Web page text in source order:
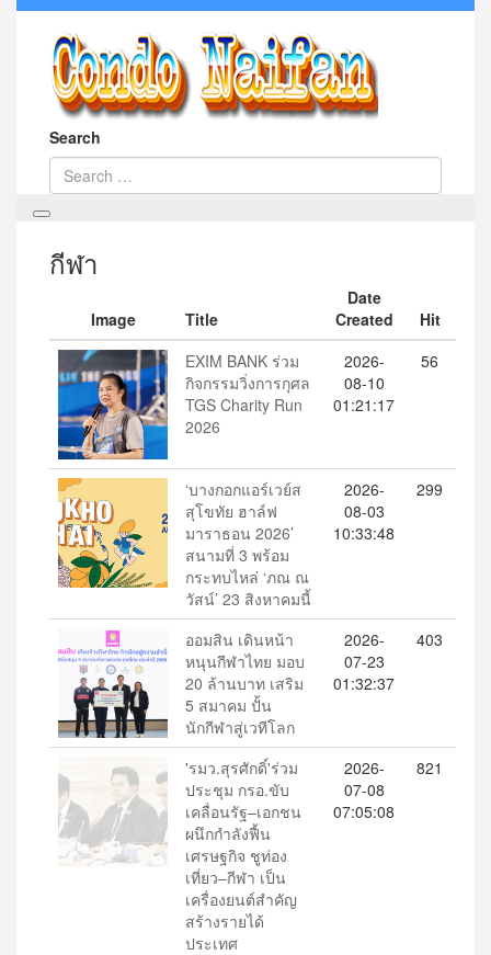
Search
กีฬา
Image Title
Date
Created
Hit
EXIM BANK ร่วม
กิจกรรมวิ่งการกุศล
TGS Charity Run
2026
2026-
08-10
01:21:17
56
‘บางกอกแอร์เวย์ส
สุโขทัย ฮาล์ฟ
มาราธอน 2026’
สนามที่ 3 พร้อม
กระทบไหล่ ‘ภณ ณ
วัสน์’ 23 สิงหาคมนี้
2026-
08-03
10:33:48
299
ออมสิน เดินหน้า
หนุนกีฬาไทย มอบ
20 ล้านบาท เสริม
5 สมาคม ปั้น
นักกีฬาสู่เวทีโลก
2026-
07-23
01:32:37
403
'รมว.สุรศักดิ์'ร่วม
ประชุม กรอ.ขับ
เคลื่อนรัฐ–เอกชน
ผนึกกำลังฟื้น
เศรษฐกิจ ชูท่อง
เที่ยว–กีฬา เป็น
เครื่องยนต์สำคัญ
สร้างรายได้
ประเทศ
2026-
07-08
07:05:08
821